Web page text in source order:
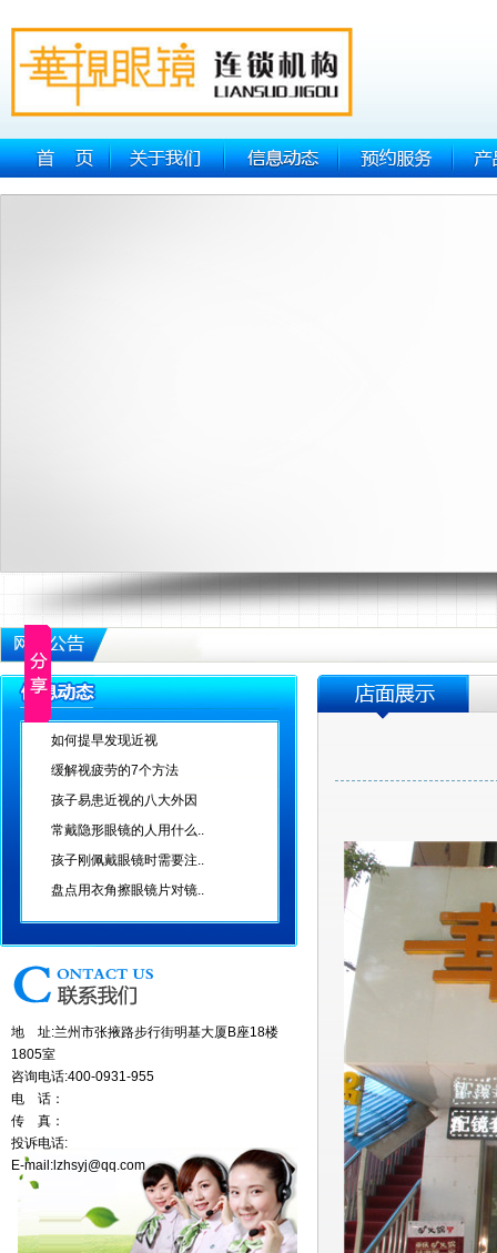
如何提早发现近视
缓解视疲劳的7个方法
孩子易患近视的八大外因
常戴隐形眼镜的人用什么..
孩子刚佩戴眼镜时需要注..
盘点用衣角擦眼镜片对镜..
地 址:兰州市张掖路步行街明基大厦B座18楼
1805室
咨询电话:400-0931-955
电 话：
传 真：
投诉电话:
E-mail:lzhsyj@qq.com